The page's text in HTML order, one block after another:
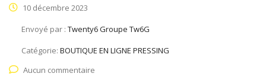
10 décembre 2023
Envoyé par : Twenty6 Groupe Tw6G
Catégorie: BOUTIQUE EN LIGNE PRESSING
Aucun commentaire